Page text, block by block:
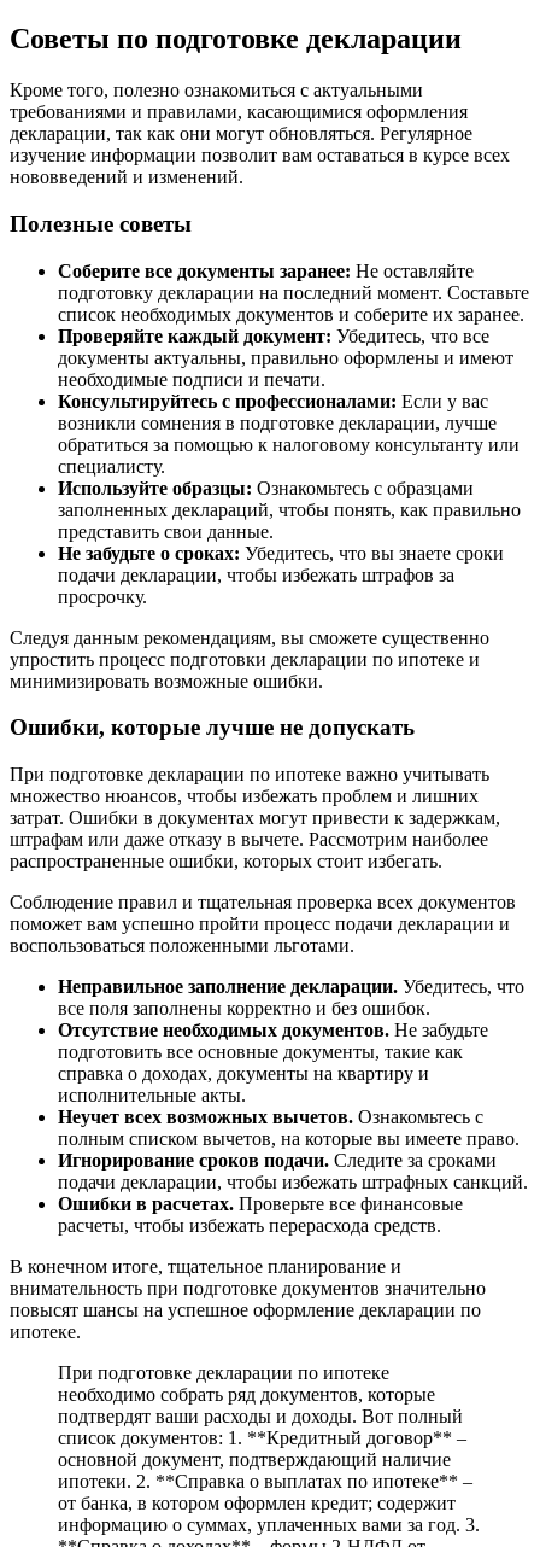
Советы по подготовке декларации
Кроме того, полезно ознакомиться с актуальными
требованиями и правилами, касающимися оформления
декларации, так как они могут обновляться. Регулярное
изучение информации позволит вам оставаться в курсе всех
нововведений и изменений.
Полезные советы
Соберите все документы заранее: Не оставляйте
подготовку декларации на последний момент. Составьте
список необходимых документов и соберите их заранее.
Проверяйте каждый документ: Убедитесь, что все
документы актуальны, правильно оформлены и имеют
необходимые подписи и печати.
Консультируйтесь с профессионалами: Если у вас
возникли сомнения в подготовке декларации, лучше
обратиться за помощью к налоговому консультанту или
специалисту.
Используйте образцы: Ознакомьтесь с образцами
заполненных деклараций, чтобы понять, как правильно
представить свои данные.
Не забудьте о сроках: Убедитесь, что вы знаете сроки
подачи декларации, чтобы избежать штрафов за
просрочку.
Следуя данным рекомендациям, вы сможете существенно
упростить процесс подготовки декларации по ипотеке и
минимизировать возможные ошибки.
Ошибки, которые лучше не допускать
При подготовке декларации по ипотеке важно учитывать
множество нюансов, чтобы избежать проблем и лишних
затрат. Ошибки в документах могут привести к задержкам,
штрафам или даже отказу в вычете. Рассмотрим наиболее
распространенные ошибки, которых стоит избегать.
Соблюдение правил и тщательная проверка всех документов
поможет вам успешно пройти процесс подачи декларации и
воспользоваться положенными льготами.
Неправильное заполнение декларации. Убедитесь, что
все поля заполнены корректно и без ошибок.
Отсутствие необходимых документов. Не забудьте
подготовить все основные документы, такие как
справка о доходах, документы на квартиру и
исполнительные акты.
Неучет всех возможных вычетов. Ознакомьтесь с
полным списком вычетов, на которые вы имеете право.
Игнорирование сроков подачи. Следите за сроками
подачи декларации, чтобы избежать штрафных санкций.
Ошибки в расчетах. Проверьте все финансовые
расчеты, чтобы избежать перерасхода средств.
В конечном итоге, тщательное планирование и
внимательность при подготовке документов значительно
повысят шансы на успешное оформление декларации по
ипотеке.
При подготовке декларации по ипотеке
необходимо собрать ряд документов, которые
подтвердят ваши расходы и доходы. Вот полный
список документов: 1. **Кредитный договор** –
основной документ, подтверждающий наличие
ипотеки. 2. **Справка о выплатах по ипотеке** –
от банка, в котором оформлен кредит; содержит
информацию о суммах, уплаченных вами за год. 3.